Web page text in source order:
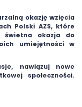
okazję wzięcia
Polski AZS, które
okazja do
umiejętności w
nawiązuj nowe
społeczności.